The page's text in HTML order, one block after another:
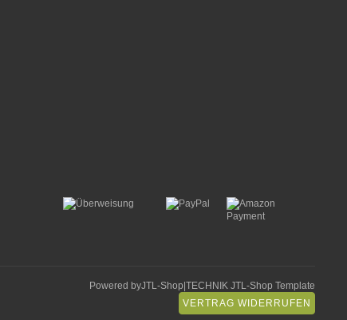
Powered byJTL-Shop TECHNIK JTL-Shop Template
VERTRAG WIDERRUFEN